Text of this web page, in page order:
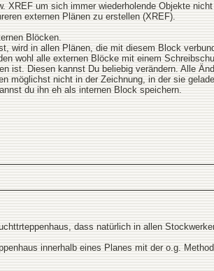
XREF um sich immer wiederholende Objekte
externen Plänen zu erstellen (XREF).
Blöcken.
wird in allen Plänen, die mit diesem Block
wohl alle externen Blöcke mit einem
ist. Diesen kannst Du beliebig verändern. Alle
möglichst nicht in der Zeichnung, in der sie
du ihn eh als internen Block speichern.
dass natürlich in allen
innerhalb eines Planes mit der o.g.